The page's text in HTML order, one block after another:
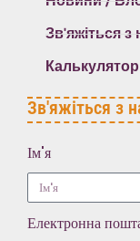
Зв'яжіться з
Зв'яжіться з
Ім'я
Електронна